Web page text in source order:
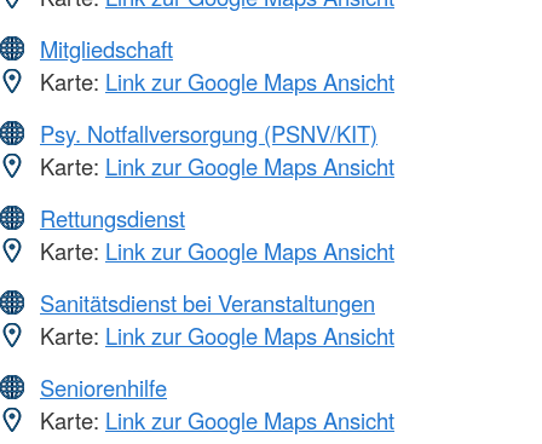
Mitgliedschaft
Karte: Link zur Google Maps Ansicht
Psy. Notfallversorgung (PSNV/KIT)
Karte: Link zur Google Maps Ansicht
Rettungsdienst
Karte: Link zur Google Maps Ansicht
Sanitätsdienst bei Veranstaltungen
Karte: Link zur Google Maps Ansicht
Seniorenhilfe
Karte: Link zur Google Maps Ansicht